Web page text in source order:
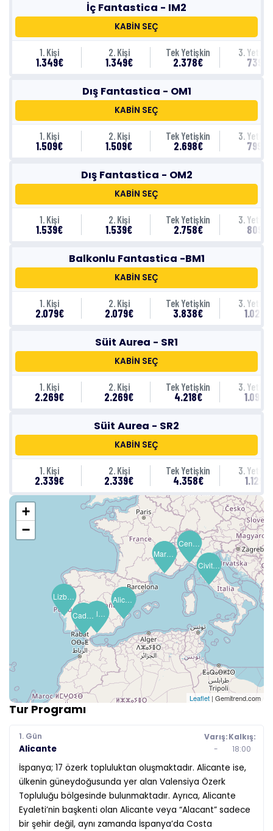
İç Fantastica - IM2
KABİN SEÇ
1. Kişi
1.349€
2. Kişi
1.349€
Tek Yetişkin
2.378€
3.
739€
Dış Fantastica - OM1
KABİN SEÇ
1. Kişi
1.509€
2. Kişi
1.509€
Tek Yetişkin
2.698€
3.
799€
Dış Fantastica - OM2
KABİN SEÇ
1. Kişi
1.539€
2. Kişi
1.539€
Tek Yetişkin
2.758€
3.
809€
Balkonlu Fantastica -BM1
KABİN SEÇ
1. Kişi
2.079€
2. Kişi
2.079€
Tek Yetişkin
3.838€
3.
1.029€
Süit Aurea - SR1
KABİN SEÇ
1. Kişi
2.269€
2. Kişi
2.269€
Tek Yetişkin
4.218€
3.
1.099€
Süit Aurea - SR2
KABİN SEÇ
1. Kişi
2.339€
2. Kişi
2.339€
Tek Yetişkin
4.358€
3.
1.129€
Alicante
Civitavecchia (Roma)
Cenova (Portofino)
Marsilya (Provence)
Malaga (Granada)
Cadiz (Seville)
Lizbon (Cascais) Alicante
+
−
Leaflet | Gemitrend.com
Tur Programı
1. Gün
Alicante
Varış:
-
Kalkış:
18:00
İspanya; 17 özerk topluluktan oluşmaktadır. Alicante ise,
ülkenin güneydoğusunda yer alan Valensiya Özerk
Topluluğu bölgesinde bulunmaktadır. Ayrıca, Alicante
Eyaleti’nin başkenti olan Alicante veya “Alacant” sadece
bir şehir değil, aynı zamanda İspanya’da Costa